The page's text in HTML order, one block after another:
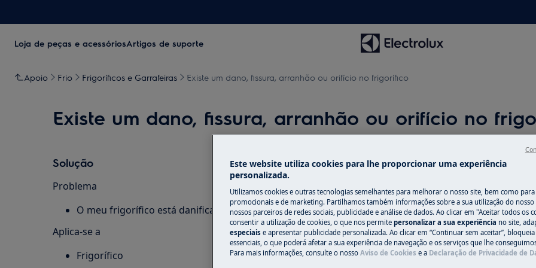
Loja de peças e acessóriosArtigos de suporte
Apoio Frio Frigoríficos e Garrafeiras Existe um dano, fissura, arranhão ou orifício no frigorífico
Existe um dano, fissura, arranhão ou orifício no
Solução
Problema
O meu frigorífico está danificado.
Aplica-se a
Frigorífico
Peças e
Encontre as
seu
os diretamente
Este website utiliza cookies para lhe proporcionar uma experiência
personalizada.
Utilizamos cookies e outras tecnologias semelhantes para melhorar o nosso site, bem como
promocionais e de marketing. Partilhamos também informações sobre a sua utilização do nosso
nossos parceiros de redes sociais, publicidade e análise de dados. Ao clicar em "Aceitar todos os
consentir a utilização de cookies, o que nos permite personalizar a sua experiência no site,
especiais e apresentar publicidade personalizada. Ao clicar em “Continuar sem aceitar”,
essenciais, o que poderá afetar a sua experiência de navegação e os serviços que lhe
Para mais informações, consulte o nosso Aviso de Cookies e a Declaração de Privacidade de